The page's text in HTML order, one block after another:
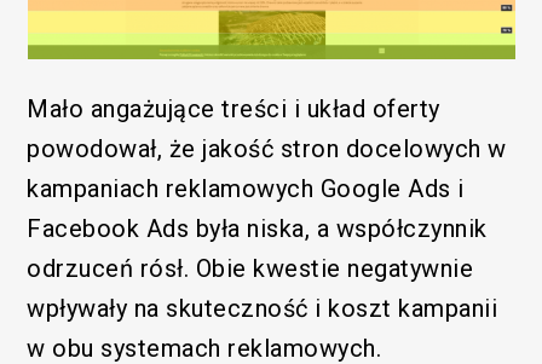
Mało angażujące treści i układ oferty
powodował, że jakość stron docelowych w
kampaniach reklamowych Google Ads i
Facebook Ads była niska, a współczynnik
odrzuceń rósł. Obie kwestie negatywnie
wpływały na skuteczność i koszt kampanii
w obu systemach reklamowych.